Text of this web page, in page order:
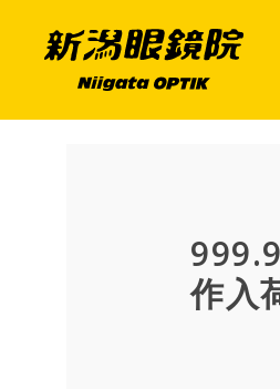
作入